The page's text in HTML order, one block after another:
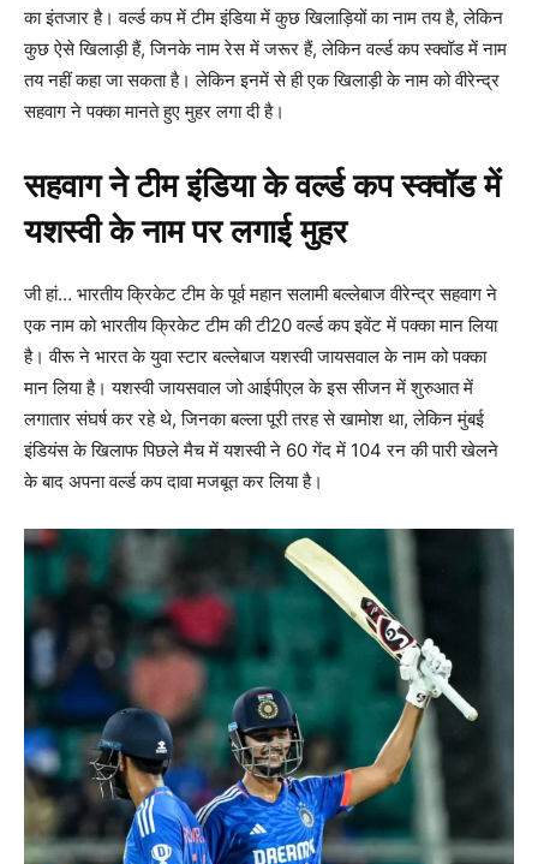
का इंतजार है। वर्ल्ड कप में टीम इंडिया में कुछ खिलाड़ियों का नाम तय है, लेकिन
कुछ ऐसे खिलाड़ी हैं, जिनके नाम रेस में जरूर हैं, लेकिन वर्ल्ड कप स्क्वॉड में नाम
तय नहीं कहा जा सकता है। लेकिन इनमें से ही एक खिलाड़ी के नाम को वीरेन्द्र
सहवाग ने पक्का मानते हुए मुहर लगा दी है।
सहवाग ने टीम इंडिया के वर्ल्ड कप स्क्वॉड में
यशस्वी के नाम पर लगाई मुहर
जी हां… भारतीय क्रिकेट टीम के पूर्व महान सलामी बल्लेबाज वीरेन्द्र सहवाग ने
एक नाम को भारतीय क्रिकेट टीम की टी20 वर्ल्ड कप इवेंट में पक्का मान लिया
है। वीरू ने भारत के युवा स्टार बल्लेबाज यशस्वी जायसवाल के नाम को पक्का
मान लिया है। यशस्वी जायसवाल जो आईपीएल के इस सीजन में शुरुआत में
लगातार संघर्ष कर रहे थे, जिनका बल्ला पूरी तरह से खामोश था, लेकिन मुंबई
इंडियंस के खिलाफ पिछले मैच में यशस्वी ने 60 गेंद में 104 रन की पारी खेलने
के बाद अपना वर्ल्ड कप दावा मजबूत कर लिया है।